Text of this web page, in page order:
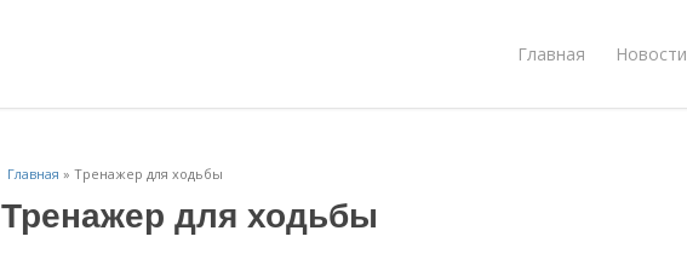
Главная Новости
Главная » Тренажер для ходьбы
Тренажер для ходьбы